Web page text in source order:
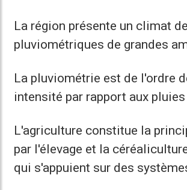
La région présente un climat
pluviométriques de grandes
La pluviométrie est de l'ordre
intensité par rapport aux
L'agriculture constitue la
par l'élevage et la
qui s'appuient sur des